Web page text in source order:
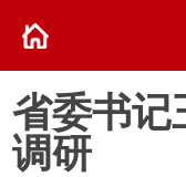
省委书记
调研